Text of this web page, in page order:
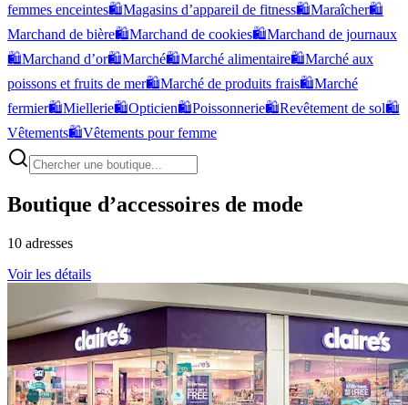
femmes enceintes🛍️Magasins d’appareil de fitness🛍️Maraîcher🛍️
Marchand de bière🛍️Marchand de cookies🛍️Marchand de journaux
🛍️Marchand d’or🛍️Marché🛍️Marché alimentaire🛍️Marché aux
poissons et fruits de mer🛍️Marché de produits frais🛍️Marché
fermier🛍️Miellerie🛍️Opticien🛍️Poissonnerie🛍️Revêtement de sol🛍️
Vêtements🛍️Vêtements pour femme
Boutique d’accessoires de mode
10 adresses
Voir les détails